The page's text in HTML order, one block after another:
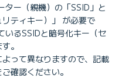
ター（親機）の「SSID」と
リティキー）」 が必要で
いるSSIDと暗号化キー（セ
。
って異なりますので、記載
確認ください。